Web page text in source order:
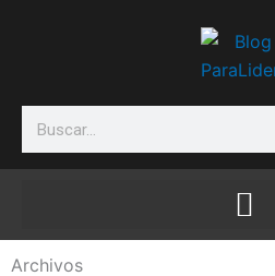
Search
Archivos
Archivos